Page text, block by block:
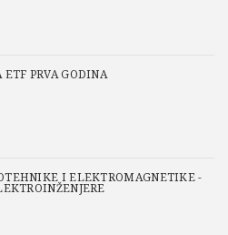
PRVA GODINA
I ELEKTROMAGNETIKE -